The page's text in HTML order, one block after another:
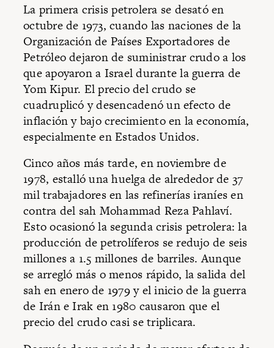
La primera crisis petrolera se desató en
octubre de 1973, cuando las naciones de la
Organización de Países Exportadores de
Petróleo dejaron de suministrar crudo a los
que apoyaron a Israel durante la guerra de
Yom Kipur. El precio del crudo se
cuadruplicó y desencadenó un efecto de
inflación y bajo crecimiento en la economía,
especialmente en Estados Unidos.
Cinco años más tarde, en noviembre de
1978, estalló una huelga de alrededor de 37
mil trabajadores en las refinerías iraníes en
contra del sah Mohammad Reza Pahlaví.
Esto ocasionó la segunda crisis petrolera: la
producción de petrolíferos se redujo de seis
millones a 1.5 millones de barriles. Aunque
se arregló más o menos rápido, la salida del
sah en enero de 1979 y el inicio de la guerra
de Irán e Irak en 1980 causaron que el
precio del crudo casi se triplicara.